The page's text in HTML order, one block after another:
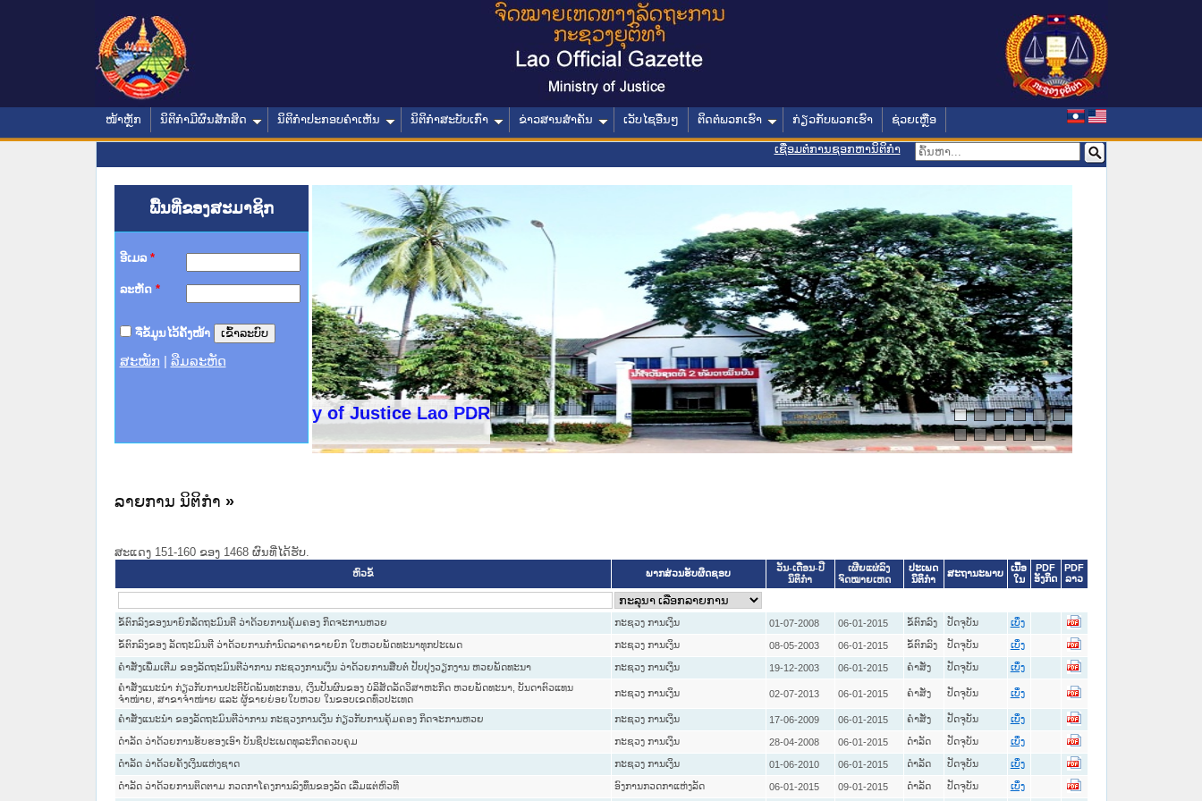
ໜ້າຫຼັກ ນິຕິກໍາມີຜົນສັກສິດ ນິຕິກໍາປະກອບຄໍາເຫັນ ນິຕິກໍາສະບັບເກົ່າ ຂ່າວສານສໍາຄັນ ເວັບໄຊອື່ນໆ ຕິດຕໍ່ພວກເຮົາ ກ່ຽວກັບພວກເຮົາ ຊ່ວຍເຫຼືອ
ເຊື່ອມຕໍ່ການຊອກຫານິຕິກຳ
ພື້ນທີ່ຂອງສະມາຊິກ
ອີເມລ *
ລະຫັດ *
ຈື່ຂໍ້ມູນໄວ້ຄັ້ງໜ້າ
ສະໝັກ ລືມລະຫັດ
Ministry of Justice Lao PDR
ານສະພາປະຊາຊົນ ພາກເໜືອ
ທາງລັດຖະການ
ສຳລັບ ພາກກາງ
ສຳລັບ ພາກໃຕ້
ວິທະຍາຄານຕຳຫຼວດປະຊາຊົນ
ວິທະຍາຄານສັນຕິບານປະຊາຊົນ
າຍເຫດທາງລັດຖະການໃຫ້ຜູ້ປະສານງານ
ຂັ້ນແຂວງພາກເໜືອ
ານສະພາປະຊາຊົນ ພາກກາງ
ລາຍການ ນິຕິກໍາ »
ສະແດງ 151-160 ຂອງ 1468 ຜົນທີ່ໄດ້ຮັບ.
ຫົວຂໍ້ ພາກສ່ວນຮັບຜິດຊອບ
ວັນ-ເດືອນ-ປີ
ນິຕິກໍາ
ເຜີຍແຜ່ລົງ
ຈົດໝາຍເຫດ
ປະເພດ
ນິຕິກໍາ
ສະຖານະພາບ
ເນື້ອ
ໃນ
PDF
ອັງກິດ
PDF
ລາວ
ຂໍ້ຕົກລົງຂອງນາຍົກລັດຖະມົນຕີ ວ່າດ້ວຍການຄຸ້ມຄອງ ກິດຈະການຫວຍ ກະຊວງ ການເງິນ 01-07-2008 06-01-2015 ຂໍ້ຕົກລົງ ປັດຈຸບັນ ເບິ່ງ
ຂໍ້ຕົກລົງຂອງ ລັດຖະມົນຕີ ວ່າດ້ວຍການກຳນົດລາຄາຂາຍຍົກ ໃບຫວຍພັດທະນາທຸກປະເພດ ກະຊວງ ການເງິນ 08-05-2003 06-01-2015 ຂໍ້ຕົກລົງ ປັດຈຸບັນ ເບິ່ງ
ຄຳສັ່ງເພີ່ມເຕີມ ຂອງລັດຖະມົນຕີວ່າການ ກະຊວງການເງິນ ວ່າດ້ວຍການສືບຕໍ່ ປັບປຸງວຽກງານ ຫວຍພັດທະນາ ກະຊວງ ການເງິນ 19-12-2003 06-01-2015 ຄໍາສັ່ງ ປັດຈຸບັນ ເບິ່ງ
ຄຳສັ່ງແນະນຳ ກ່ຽວກັບການປະຕິບັດພັນທະກອນ, ເງິນປັນຜົນຂອງ ບໍລິສັດລັດວິສາຫະກິດ ຫວຍພັດທະນາ, ບັນດາຕົວແທນ
ຈຳໜ່າຍ, ສາຂາຈຳໜ່າຍ ແລະ ຜູ້ຂາຍຍ່ອຍໃບຫວຍ ໃນຂອບເຂດທົ່ວປະເທດ
ກະຊວງ ການເງິນ 02-07-2013 06-01-2015 ຄໍາສັ່ງ ປັດຈຸບັນ ເບິ່ງ
ຄຳສັ່ງແນະນຳ ຂອງລັດຖະມົນຕີວ່າການ ກະຊວງການເງິນ ກ່ຽວກັບການຄຸ້ມຄອງ ກິດຈະການຫວຍ ກະຊວງ ການເງິນ 17-06-2009 06-01-2015 ຄໍາສັ່ງ ປັດຈຸບັນ ເບິ່ງ
ດຳລັດ ວ່າດ້ວຍການຮັບຮອງເອົາ ບັນຊີປະເພດທຸລະກິດຄວບຄຸມ ກະຊວງ ການເງິນ 28-04-2008 06-01-2015 ດໍາລັດ ປັດຈຸບັນ ເບິ່ງ
ດຳລັດ ວ່າດ້ວຍຄັງເງິນແຫ່ງຊາດ ກະຊວງ ການເງິນ 01-06-2010 06-01-2015 ດໍາລັດ ປັດຈຸບັນ ເບິ່ງ
ດຳລັດ ວ່າດ້ວຍການຕິດຕາມ ກວດກາໂຄງການລົງທຶນຂອງລັດ ເລີ່ມແຕ່ຫົວທີ ອົງການກວດກາແຫ່ງລັດ 06-01-2015 09-01-2015 ດໍາລັດ ປັດຈຸບັນ ເບິ່ງ